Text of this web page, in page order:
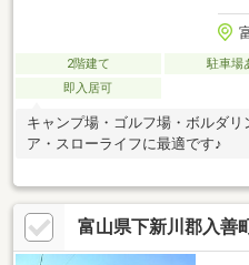
2階建て 駐車場
即入居可
キャンプ場・ゴルフ場・ボルダ
ア・スローライフに最適です♪
富山県下新川郡入善